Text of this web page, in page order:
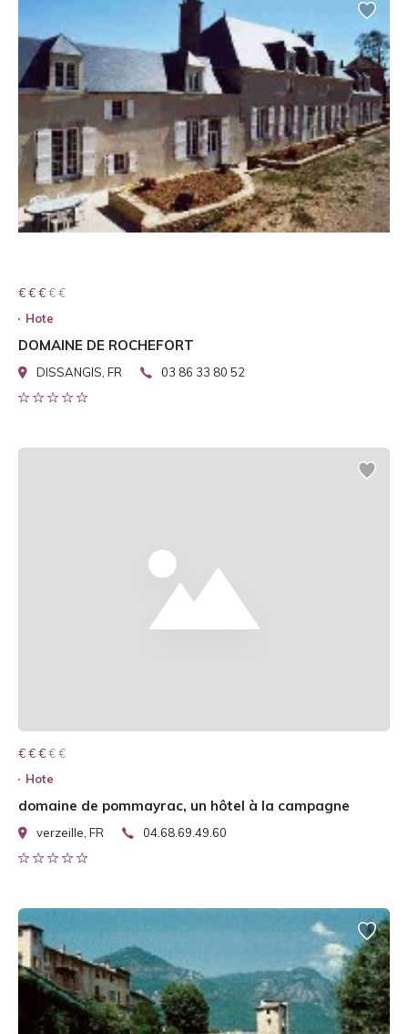
€ € € € €
€ € €
Hote
DOMAINE DE ROCHEFORT
DISSANGIS, FR 03 86 33 80 52
€ € € € €
€ € €
Hote
domaine de pommayrac, un hôtel à la campagne
verzeille, FR 04.68.69.49.60